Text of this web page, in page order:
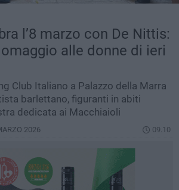
l’8 marzo con De Nittis:
alle donne di ieri
Club Italiano a Palazzo della Marra
barlettano, figuranti in abiti
dedicata ai Macchiaioli
2026 09.10